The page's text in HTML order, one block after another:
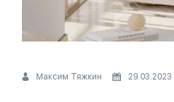
Максим Тяжкин 29.03.2023